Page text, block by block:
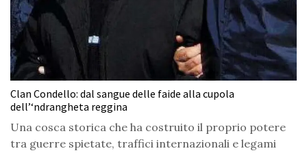
Clan Condello: dal sangue delle faide alla cupola
dell’‘ndrangheta reggina
Una cosca storica che ha costruito il proprio potere
tra guerre spietate, traffici internazionali e legami